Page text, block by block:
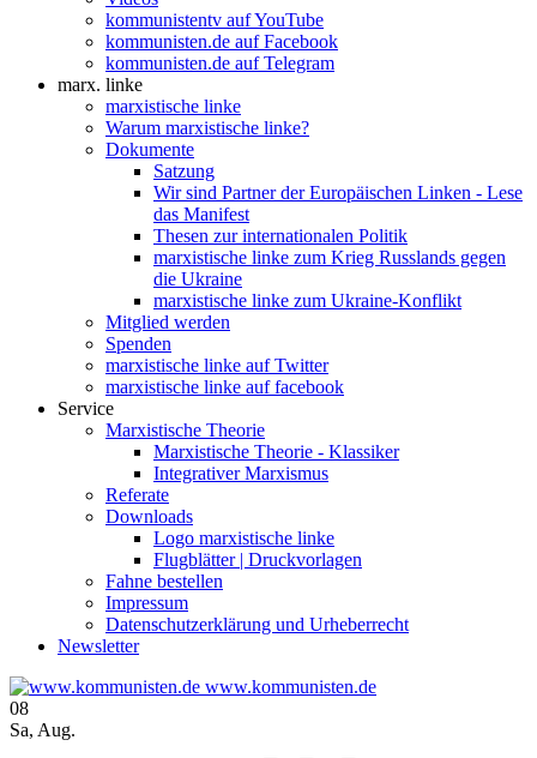
kommunistentv auf YouTube
kommunisten.de auf Facebook
kommunisten.de auf Telegram
marx. linke
marxistische linke
Warum marxistische linke?
Dokumente
Satzung
Wir sind Partner der Europäischen Linken - Lese
das Manifest
Thesen zur internationalen Politik
marxistische linke zum Krieg Russlands gegen
die Ukraine
marxistische linke zum Ukraine-Konflikt
Mitglied werden
Spenden
marxistische linke auf Twitter
marxistische linke auf facebook
Service
Marxistische Theorie
Marxistische Theorie - Klassiker
Integrativer Marxismus
Referate
Downloads
Logo marxistische linke
Flugblätter | Druckvorlagen
Fahne bestellen
Impressum
Datenschutzerklärung und Urheberrecht
Newsletter
www.kommunisten.de
08
Sa, Aug.